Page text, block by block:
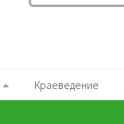
Краеведение